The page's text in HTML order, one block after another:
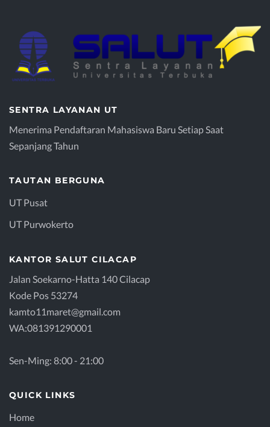
SENTRA LAYANAN UT
Menerima Pendaftaran Mahasiswa Baru Setiap Saat
Sepanjang Tahun
TAUTAN BERGUNA
UT Pusat
UT Purwokerto
KANTOR SALUT CILACAP
Jalan Soekarno-Hatta 140 Cilacap
Kode Pos 53274
kamto11maret@gmail.com
WA:081391290001
Sen-Ming: 8:00 - 21:00
QUICK LINKS
Home